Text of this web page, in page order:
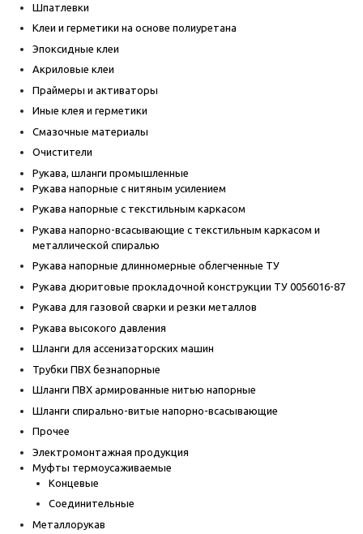
Шпатлевки
Клеи и герметики на основе полиуретана
Эпоксидные клеи
Акриловые клеи
Праймеры и активаторы
Иные клея и герметики
Смазочные материалы
Очистители
Рукава, шланги промышленные
Рукава напорные с нитяным усилением
Рукава напорные с текстильным каркасом
Рукава напорно-всасывающие с текстильным каркасом и
металлической спиралью
Рукава напорные длинномерные облегченные ТУ
Рукава дюритовые прокладочной конструкции ТУ 0056016-87
Рукава для газовой сварки и резки металлов
Рукава высокого давления
Шланги для ассенизаторских машин
Трубки ПВХ безнапорные
Шланги ПВХ армированные нитью напорные
Шланги спирально-витые напорно-всасывающие
Прочее
Электромонтажная продукция
Муфты термоусаживаемые
Концевые
Соединительные
Металлорукав